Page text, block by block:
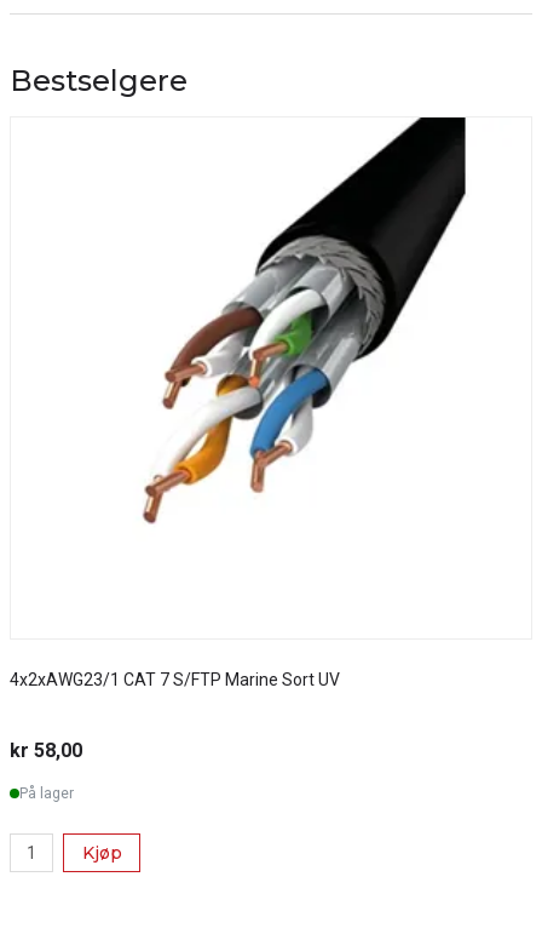
Bestselgere
4x2xAWG23/1 CAT 7 S/FTP Marine Sort UV
kr 58,00
På lager
Kjøp